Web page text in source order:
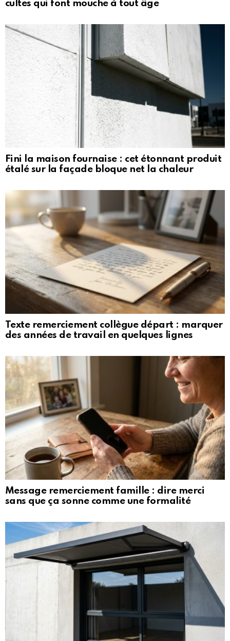
cultes qui font mouche à tout âge
Fini la maison fournaise : cet étonnant produit
étalé sur la façade bloque net la chaleur
Texte remerciement collègue départ : marquer
des années de travail en quelques lignes
Message remerciement famille : dire merci
sans que ça sonne comme une formalité